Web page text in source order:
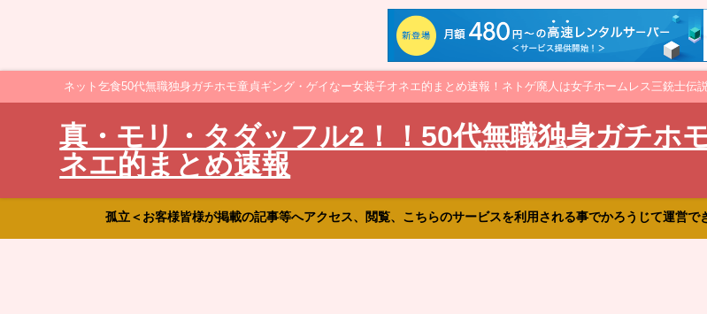
ネット乞食50代無職独身ガチホモ童貞ギング・ゲイなー女装子オネエ的まとめ速報！ネトゲ廃人は女子ホームレス三銃士伝
真・モリ・タダッフル2！！50代無職独身ガチホ
ネエ的まとめ速報
孤立＜お客様皆様が掲載の記事等へアクセス、閲覧、こちらのサービスを利用される事でかろうじて運営